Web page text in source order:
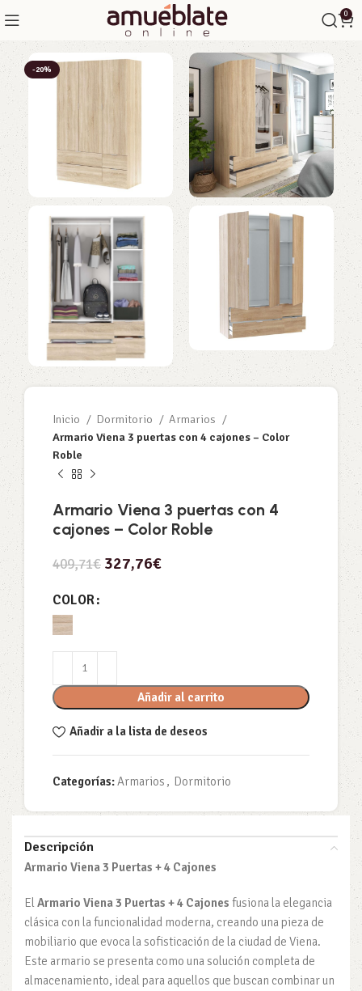
0
-20%
Inicio Dormitorio
Armarios
Armario Viena 3 puertas con 4 cajones – Color
Roble
Armario Viena 3 puertas con 4
cajones – Color Roble
409,71€ 327,76€
COLOR
Añadir al carrito
Añadir a la lista de deseos
Categorías:Armarios , Dormitorio
Descripción
Armario Viena 3 Puertas + 4 Cajones
ElArmario Viena 3 Puertas + 4 Cajones fusiona la elegancia
clásica con la funcionalidad moderna, creando una pieza de
mobiliario que evoca la sofisticación de la ciudad de Viena.
Este armario se presenta como una solución completa de
almacenamiento, ideal para aquellos que buscan combinar un